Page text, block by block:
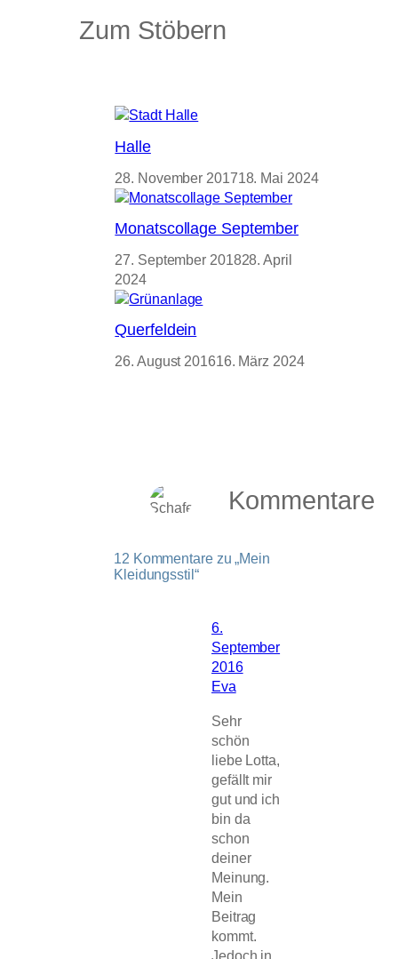
Zum Stöbern
Halle
28. November 201718. Mai 2024
Monatscollage September
27. September 201828. April
2024
Querfeldein
26. August 201616. März 2024
Kommentare
12 Kommentare zu „Mein
Kleidungsstil“
6.
September
2016
Eva
Sehr
schön
liebe Lotta,
gefällt mir
gut und ich
bin da
schon
deiner
Meinung.
Mein
Beitrag
kommt.
Jedoch in